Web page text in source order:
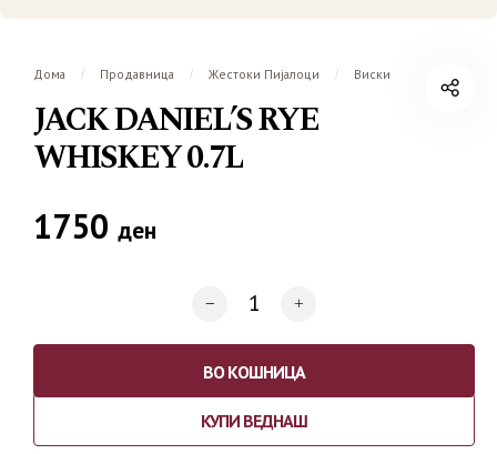
Дома / Продавница / Жестоки Пијалоци / Виски
JACK DANIEL’S RYE
WHISKEY 0.7L
1750 ден
ВО КОШНИЦА
КУПИ ВЕДНАШ